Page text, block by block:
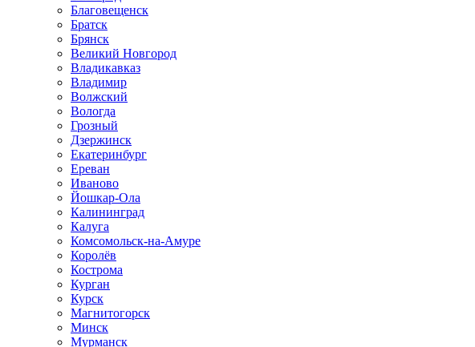
Благовещенск
Братск
Брянск
Великий Новгород
Владикавказ
Владимир
Волжский
Вологда
Грозный
Дзержинск
Екатеринбург
Ереван
Иваново
Йошкар-Ола
Калининград
Калуга
Комсомольск-на-Амуре
Королёв
Кострома
Курган
Курск
Магнитогорск
Минск
Мурманск